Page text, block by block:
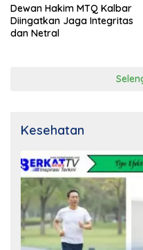
Dewan Hakim MTQ Kalbar
Diingatkan Jaga Integritas
dan Netral
Kesehatan